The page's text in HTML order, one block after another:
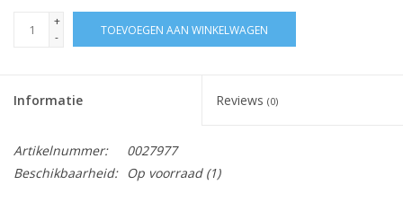
om
naar
zoekresultaat
Als
Merken
+
-
TOEVOEGEN AAN WINKELWAGEN
Informatie Reviews (0)
Artikelnummer:
0027977
Beschikbaarheid:
Op voorraad(1)